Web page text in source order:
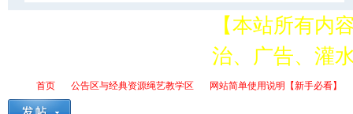
【本站所有内
治、广告、灌
请加
首页 公告区与经典资源绳艺教学区 网站简单使用说明【新手必看】